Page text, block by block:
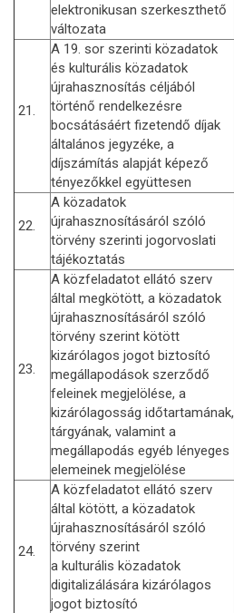
elektronikusan szerkeszthető
változata
21.
A 19. sor szerinti közadatok
és kulturális közadatok
újrahasznosítás céljából
történő rendelkezésre
bocsátásáért fizetendő díjak
általános jegyzéke, a
díjszámítás alapját képező
tényezőkkel együttesen
22.
A közadatok
újrahasznosításáról szóló
törvény szerinti jogorvoslati
tájékoztatás
23.
A közfeladatot ellátó szerv
által megkötött, a közadatok
újrahasznosításáról szóló
törvény szerint kötött
kizárólagos jogot biztosító
megállapodások szerződő
feleinek megjelölése, a
kizárólagosság időtartamának,
tárgyának, valamint a
megállapodás egyéb lényeges
elemeinek megjelölése
24.
A közfeladatot ellátó szerv
által kötött, a közadatok
újrahasznosításáról szóló
törvény szerint
a kulturális közadatok
digitalizálására kizárólagos
jogot biztosító